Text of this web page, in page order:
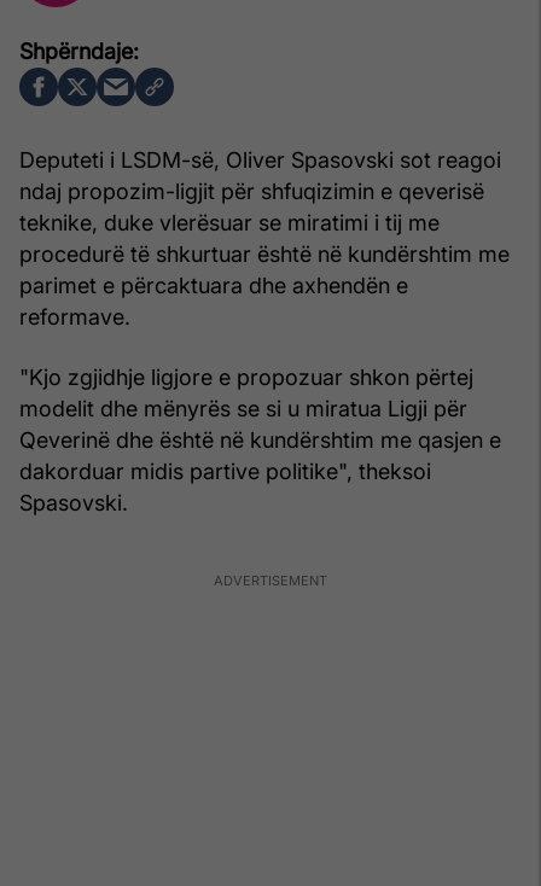
Deputeti i LSDM-së, Oliver Spasovski sot reagoi
ndaj propozim-ligjit për shfuqizimin e qeverisë
teknike, duke vlerësuar se miratimi i tij me
procedurë të shkurtuar është në kundërshtim me
parimet e përcaktuara dhe axhendën e
reformave.
"Kjo zgjidhje ligjore e propozuar shkon përtej
modelit dhe mënyrës se si u miratua Ligji për
Qeverinë dhe është në kundërshtim me qasjen e
dakorduar midis partive politike", theksoi
Spasovski.